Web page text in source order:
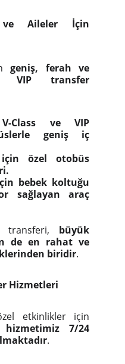
ve Aileler İçin
geniş, ferah ve
VIP transfer
V-Class ve VIP
geniş iç
özel otobüs
bebek koltuğu
sağlayan araç
transferi, büyük
de en rahat ve
biridir.
Hizmetleri
etkinlikler için
hizmetimiz 7/24
.